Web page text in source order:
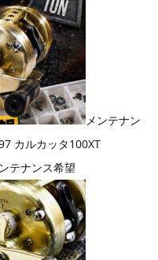
メンテナン
カルカッタ100XT
テナンス希望